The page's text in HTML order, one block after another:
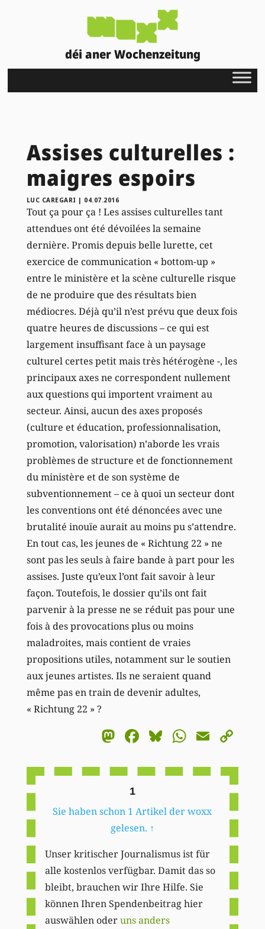
déi aner Wochenzeitung
Assises culturelles :
maigres espoirs
LUC CAREGARI | 04.07.2016
Tout ça pour ça ! Les assises culturelles tant
attendues ont été dévoilées la semaine
dernière. Promis depuis belle lurette, cet
exercice de communication « bottom-up »
entre le ministère et la scène culturelle risque
de ne produire que des résultats bien
médiocres. Déjà qu’il n’est prévu que deux fois
quatre heures de discussions – ce qui est
largement insuffisant face à un paysage
culturel certes petit mais très hétérogène -, les
principaux axes ne correspondent nullement
aux questions qui importent vraiment au
secteur. Ainsi, aucun des axes proposés
(culture et éducation, professionnalisation,
promotion, valorisation) n’aborde les vrais
problèmes de structure et de fonctionnement
du ministère et de son système de
subventionnement – ce à quoi un secteur dont
les conventions ont été dénoncées avec une
brutalité inouïe aurait au moins pu s’attendre.
En tout cas, les jeunes de « Richtung 22 » ne
sont pas les seuls à faire bande à part pour les
assises. Juste qu’eux l’ont fait savoir à leur
façon. Toutefois, le dossier qu’ils ont fait
parvenir à la presse ne se réduit pas pour une
fois à des provocations plus ou moins
maladroites, mais contient de vraies
propositions utiles, notamment sur le soutien
aux jeunes artistes. Ils ne seraient quand
même pas en train de devenir adultes,
« Richtung 22 » ?
Mastodon
Facebook
BlueskyEmail
1
Sie haben schon 1 Artikel der woxx
gelesen. ↑
Unser kritischer Journalismus ist für
alle kostenlos verfügbar. Damit das so
bleibt, brauchen wir Ihre Hilfe. Sie
können Ihren Spendenbeitrag hier
auswählen oderuns anders